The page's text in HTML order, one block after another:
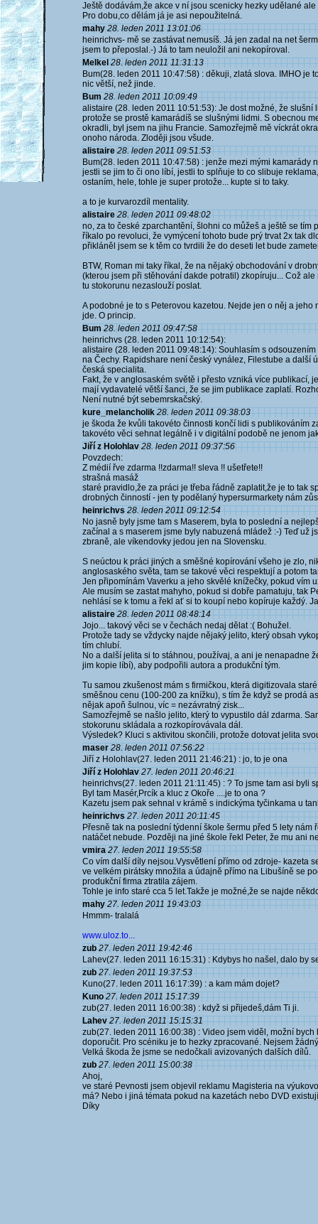
Ještě dodávám,že akce v ní jsou scenicky hezky udělané
Pro dobu,co dělám já je asi nepoužitelná.
mahy 28. leden 2011 13:01:06
heinrichvs- mě se zastávat nemusíš. Já jen zadal na net
jsem to přeposlal.-) Já to tam neuložil ani nekopíroval.
Melkel 28. leden 2011 11:31:13
Bum(28. leden 2011 10:47:58) : děkuji, zlatá slova. IMHO je
nic větší, než jinde.
Bum 28. leden 2011 10:09:49
alistaire (28. leden 2011 10:51:53): Je dost možné, že
protože se prostě kamarádíš se slušnými lidmi. S obecnou
okradli, byl jsem na jihu Francie. Samozřejmě mě víckrát
onoho národa. Zloději jsou všude.
alistaire 28. leden 2011 09:51:53
Bum(28. leden 2011 10:47:58) : jenže mezi mými
jestli se jim to či ono líbí, jestli to splňuje to co slibuje
ostaním, hele, tohle je super protože... kupte si to taky.
a to je kurvarozdíl mentality.
alistaire 28. leden 2011 09:48:02
no, za to české zparchantění, šlohni co můžeš a ještě se
říkalo po revoluci, že vymýcení tohoto bude prý trvat 2x tak
přikláněl jsem se k těm co tvrdili že do deseti let bude
BTW, Roman mi taky říkal, že na nějaký obchodování v
(kterou jsem při stěhování dakde potratil) zkopíruju... Což
tu stokorunu nezaslouží poslat.
A podobné je to s Peterovou kazetou. Nejde jen o něj a
jde. O princip.
Bum 28. leden 2011 09:47:58
heinrichvs (28. leden 2011 10:12:54):
alistaire (28. leden 2011 09:48:14): Souhlasím s
na Čechy. Rapidshare není český vynález, Filestube a další
česká specialita.
Fakt, že v anglosaském světě i přesto vzniká více publikací,
mají vydavatelé větší šanci, že se jim publikace zaplatí.
Není nutné být sebemrskačský.
kure_melancholik 28. leden 2011 09:38:03
je škoda že kvůli takovéto činnosti končí lidi s publikováním
takovéto věci sehnat legálně i v digitální podobě ne jenom
Jiří z Holohlav 28. leden 2011 09:37:56
Povzdech:
Z médií řve zdarma !!zdarma!! sleva !! ušetřete!!
strašná masáž
staré pravidlo,že za práci je třeba řádně zaplatit,že je to tak
drobných činností - jen ty podělaný hypersurmarkety nám
heinrichvs 28. leden 2011 09:12:54
No jasně byly jsme tam s Maserem, byla to poslední a
začínal a s maserem jsme byly nabuzená mládež :-) Teď už
zbraně, ale víkendovky jedou jen na Slovensku.
S neúctou k práci jiných a směšné kopírování všeho je zlo,
anglosaského světa, tam se takové věci respektují a potom
Jen připomínám Vaverku a jeho skvělé knížečky, pokud vím
Ale musím se zastat mahyho, pokud si dobře pamatuju, tak
nehlásí se k tomu a řekl ať si to koupí nebo kopíruje každý.
alistaire 28. leden 2011 08:48:14
Jojo... takový věci se v čechách nedaj dělat :( Bohužel.
Protože tady se vždycky najde nějaký jelito, který obsah
tím chlubí.
No a další jelita si to stáhnou, používaj, a ani je nenapadne
jim kopie líbí), aby podpořili autora a produkční tým.
Tu samou zkušenost mám s firmičkou, která digitizovala
směšnou cenu (100-200 za knížku), s tím že když se prodá
nějak apoň šulnou, víc = nezávratný zisk...
Samozřejmě se našlo jelito, který to vypustilo dál zdarma.
stokorunu skládala a rozkopírovávala dál.
Výsledek? Kluci s aktivitou skončili, protože dotovat jelita
maser 28. leden 2011 07:56:22
Jiří z Holohlav(27. leden 2011 21:46:21) : jo, to je ona
Jiří z Holohlav 27. leden 2011 20:46:21
heinrichvs(27. leden 2011 21:11:45) : ? To jsme tam asi byli
Byl tam Masér,Prcík a kluc z Okoře ....je to ona ?
Kazetu jsem pak sehnal v krámě s indickýma tyčinkama u
heinrichvs 27. leden 2011 20:11:45
Přesně tak na poslední týdenní škole šermu před 5 lety nám
natáčet nebude. Později na jiné škole řekl Peter, že mu ani
vmira 27. leden 2011 19:55:58
Co vím další díly nejsou.Vysvětlení přímo od zdroje- kazeta
ve velkém pirátsky množila a údajně přímo na Libušíně se
produkční firma ztratila zájem.
Tohle je info staré cca 5 let.Takže je možné,že se najde
mahy 27. leden 2011 19:43:03
Hmmm- tralalá
www.uloz.to...
zub 27. leden 2011 19:42:46
Lahev(27. leden 2011 16:15:31) : Kdybys ho našel, dalo by
zub 27. leden 2011 19:37:53
Kuno(27. leden 2011 16:17:39) : a kam mám dojet?
Kuno 27. leden 2011 15:17:39
zub(27. leden 2011 16:00:38) : když si přijedeš,dám Ti ji.
Lahev 27. leden 2011 15:15:31
zub(27. leden 2011 16:00:38) : Video jsem viděl, možní
doporučit. Pro scéniku je to hezky zpracované. Nejsem
Velká škoda že jsme se nedočkali avizovaných dalších dílů.
zub 27. leden 2011 15:00:38
Ahoj,
ve staré Pevnosti jsem objevil reklamu Magisteria na
má? Nebo i jiná témata pokud na kazetách nebo DVD
Díky